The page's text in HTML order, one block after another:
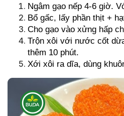
Ngâm gạo nếp 4-6 giờ.
Bổ gấc, lấy phần thịt +
Cho gạo vào xửng hấp
Trộn xôi với nước cốt
thêm 10 phút.
Xới xôi ra dĩa, dùng